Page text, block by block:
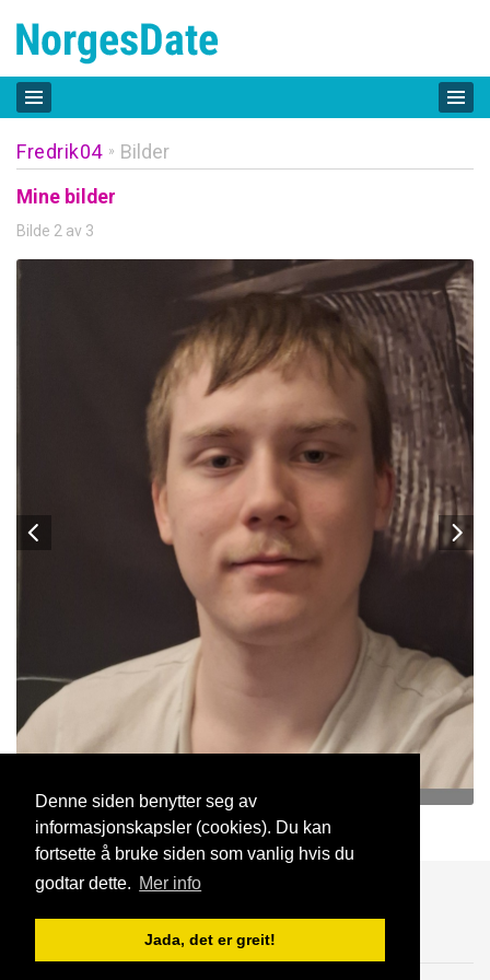
Denne siden benytter seg av
informasjonskapsler (cookies). Du kan
fortsette å bruke siden som vanlig hvis du
godtar dette. Mer info
Jada, det er greit!
Fredrik04 » Bilder
Mine bilder
Bilde 2 av 3
Fredrik04 19 Mai, 2026
Blogg Support Kontakt oss